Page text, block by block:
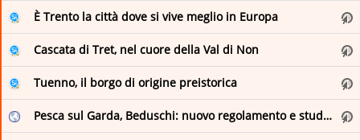
Regioni.it - Notizie dal sito Regioni.it - Turismo
RSS di - ANSA.it
SiViaggia
Turismo Locana
È Trento la città dove si vive meglio in Europa
Cascata di Tret, nel cuore della Val di Non
Tuenno, il borgo di origine preistorica
Pesca sul Garda, Beduschi: nuovo regolamento e studio su coregone lavarello